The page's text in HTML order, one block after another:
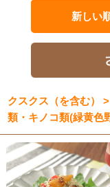
新しい
クスクス（を含む）
類・キノコ類(緑黄